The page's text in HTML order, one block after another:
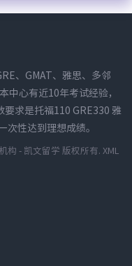
、GMAT、雅思、多邻
中心有近10年考试经验，
求是托福110 GRE330 雅
次性达到理想成绩。
构 - 凯文留学 版权所有. XML